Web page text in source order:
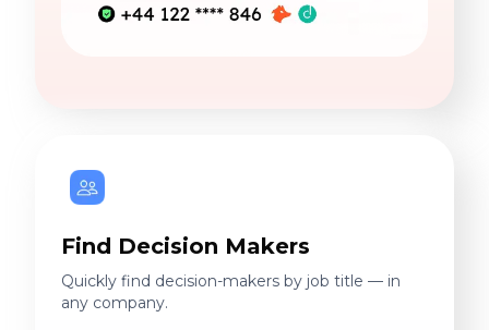
Find Decision Makers
Quickly find decision-makers by job title — in
any company.